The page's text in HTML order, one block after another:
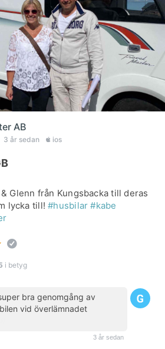
AB
3 år sedan ios
Glenn från Kungsbacka till deras
lycka till!#husbilar #kabe
i betyg
bra genomgång av
vid överlämnadet
3 år sedan